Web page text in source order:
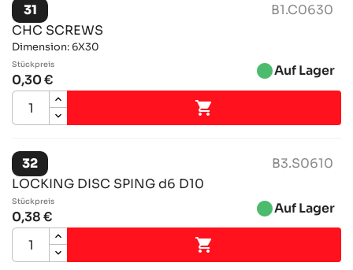
31
B1.C0630
CHC SCREWS
Dimension: 6X30
Stückpreis
0,30 € brightness_1Auf Lager

32
B3.S0610
LOCKING DISC SPING d6 D10
Stückpreis
0,38 € brightness_1Auf Lager
